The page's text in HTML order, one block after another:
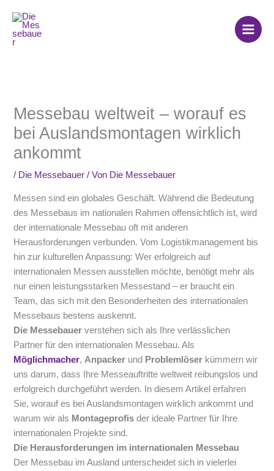
Inhalt
springen
Messebau weltweit – worauf es
bei Auslandsmontagen wirklich
ankommt
/ Die Messebauer / Von Die Messebauer
Messen sind ein globales Geschäft. Während die Bedeutung
des Messebaus im nationalen Rahmen offensichtlich ist, wird
der internationale Messebau oft mit anderen
Herausforderungen verbunden. Vom Logistikmanagement bis
hin zur kulturellen Anpassung: Wer erfolgreich auf
internationalen Messen ausstellen möchte, benötigt mehr als
nur einen leistungsstarken Messestand – er braucht ein
Team, das sich mit den Besonderheiten des internationalen
Messebaus bestens auskennt.
Die Messebauer verstehen sich als Ihre verlässlichen
Partner für den internationalen Messebau. Als
Möglichmacher, Anpacker und Problemlöser kümmern wir
uns darum, dass Ihre Messeauftritte weltweit reibungslos und
erfolgreich durchgeführt werden. In diesem Artikel erfahren
Sie, worauf es bei Auslandsmontagen wirklich ankommt und
warum wir als Montageprofis der ideale Partner für Ihre
internationalen Projekte sind.
Die Herausforderungen im internationalen Messebau
Der Messebau im Ausland unterscheidet sich in vielerlei